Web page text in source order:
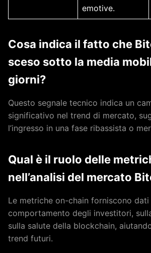
emotive.
Cosa indica il fatto che
sceso sotto la media
giorni?
Questo segnale tecnico indica un
significativo nel trend di mercato,
l’ingresso in una fase ribassista o
Qual è il ruolo delle
nell’analisi del mercato
Le metriche on-chain forniscono dati
comportamento degli investitori,
sulla salute della blockchain,
trend futuri.